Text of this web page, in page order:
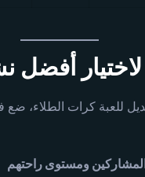
أفضل
للعبة كرات الطلاء، ضع
ومستوى راحتهم